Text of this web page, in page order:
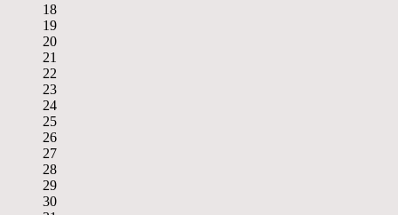
18
19
20
21
22
23
24
25
26
27
28
29
30